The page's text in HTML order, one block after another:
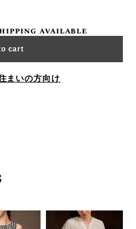
available
cart
まいの方向け